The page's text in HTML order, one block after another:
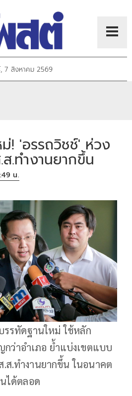
7 สิงหาคม 2569
! 'อรรถวิชช์' ห่วง
.ทำงานยากขึ้น
น.
รรทัดฐานใหม่ ใช้หลัก
ว่าอำเภอ ย้ำแบ่งเขตแบบ
ส.ทำงานยากขึ้น ในอนาคต
ได้ตลอด